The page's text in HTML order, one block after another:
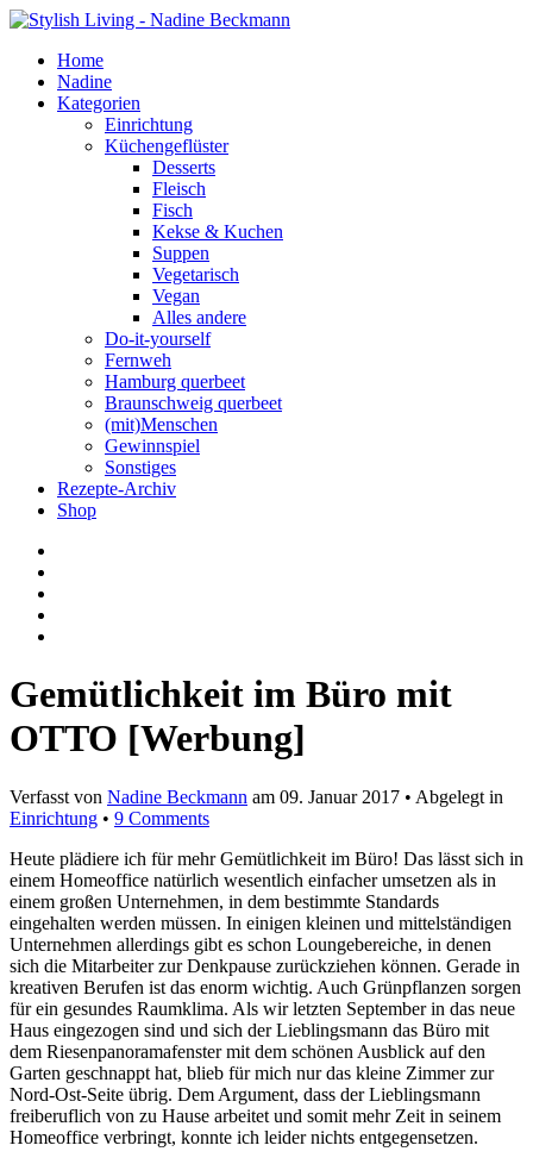
Home
Nadine
Kategorien
Einrichtung
Küchengeflüster
Desserts
Fleisch
Fisch
Kekse & Kuchen
Suppen
Vegetarisch
Vegan
Alles andere
Do-it-yourself
Fernweh
Hamburg querbeet
Braunschweig querbeet
(mit)Menschen
Gewinnspiel
Sonstiges
Rezepte-Archiv
Shop
Gemütlichkeit im Büro mit
OTTO [Werbung]
Verfasst von Nadine Beckmann am 09. Januar 2017 • Abgelegt in
Einrichtung • 9 Comments
Heute plädiere ich für mehr Gemütlichkeit im Büro! Das lässt sich in
einem Homeoffice natürlich wesentlich einfacher umsetzen als in
einem großen Unternehmen, in dem bestimmte Standards
eingehalten werden müssen. In einigen kleinen und mittelständigen
Unternehmen allerdings gibt es schon Loungebereiche, in denen
sich die Mitarbeiter zur Denkpause zurückziehen können. Gerade in
kreativen Berufen ist das enorm wichtig. Auch Grünpflanzen sorgen
für ein gesundes Raumklima. Als wir letzten September in das neue
Haus eingezogen sind und sich der Lieblingsmann das Büro mit
dem Riesenpanoramafenster mit dem schönen Ausblick auf den
Garten geschnappt hat, blieb für mich nur das kleine Zimmer zur
Nord-Ost-Seite übrig. Dem Argument, dass der Lieblingsmann
freiberuflich von zu Hause arbeitet und somit mehr Zeit in seinem
Homeoffice verbringt, konnte ich leider nichts entgegensetzen.